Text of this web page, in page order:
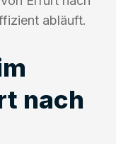
abläuft.
nach